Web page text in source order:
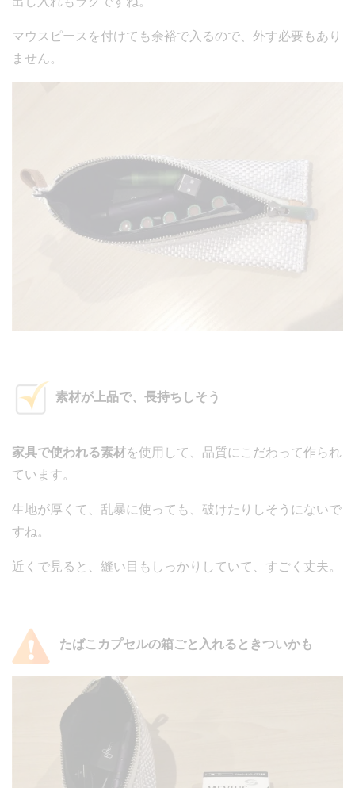
マウスピースを付けても余裕で入るので、外す必要もあり
ません。
素材が上品で、長持ちしそう
家具で使われる素材を使用して、品質にこだわって作られ
ています。
生地が厚くて、乱暴に使っても、破けたりしそうにないで
すね。
近くで見ると、縫い目もしっかりしていて、すごく丈夫。
たばこカプセルの箱ごと入れるときついかも